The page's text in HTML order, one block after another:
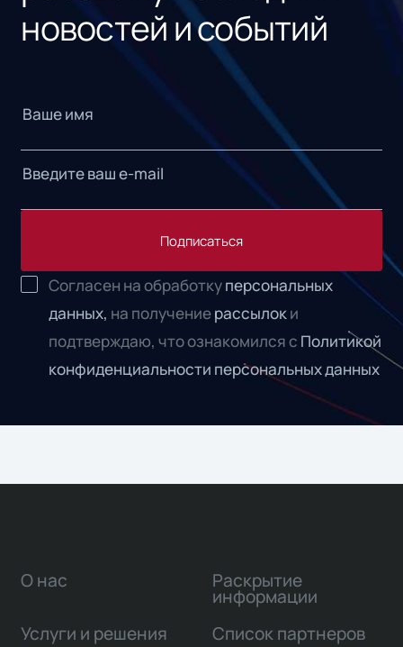
новостей и событий
Подписаться
Согласен на обработкуперсональных
данных, на получениерассылоки
подтверждаю, что ознакомился с Политикой
конфиденциальности персональных данных
О нас
Услуги и решения
Раскрытие
информации
Список партнеров